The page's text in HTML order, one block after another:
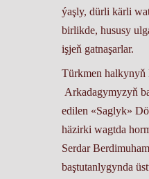
ýaşly, dürli kärli
birlikde, hususy
işjeň gatnaşarlar.
Türkmen
Arkadagymyzyň
edilen «Saglyk»
häzirki wagtda
Serdar
baştutanlygynda